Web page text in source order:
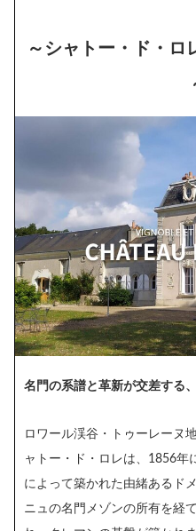
～シャトー・ド・ロ
名門の系譜と革新が交差する
ロワール渓谷・トゥーレーヌ
ャトー・ド・ロレは、1856年
によって築かれた由緒あるド
ニュの名門メゾンの所有を経